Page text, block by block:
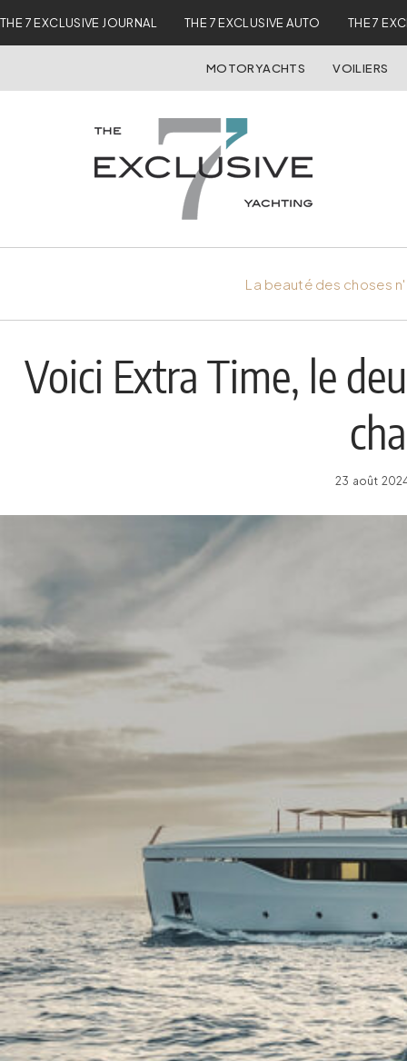
THE 7 EXCLUSIVE JOURNAL THE 7 EXCLUSIVE AUTO THE 7
MOTORYACHTS VOILIERS
La beauté des choses
Voici Extra Time, le
23 août